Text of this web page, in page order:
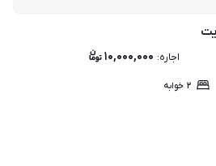
اجاره: ۱۰,۰۰۰,۰۰۰
۲ خوابه